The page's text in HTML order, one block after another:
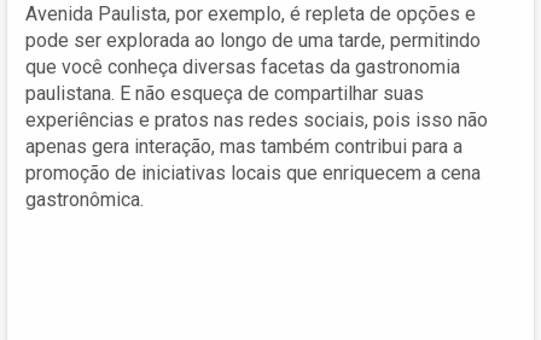
Avenida Paulista, por exemplo, é repleta de opções e
pode ser explorada ao longo de uma tarde, permitindo
que você conheça diversas facetas da gastronomia
paulistana. E não esqueça de compartilhar suas
experiências e pratos nas redes sociais, pois isso não
apenas gera interação, mas também contribui para a
promoção de iniciativas locais que enriquecem a cena
gastronômica.